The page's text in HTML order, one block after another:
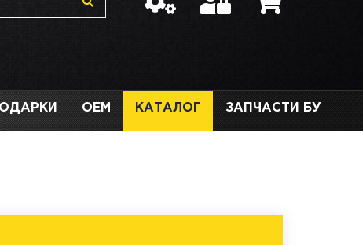
OEM КАТАЛОГ ЗАПЧАСТИ БУ